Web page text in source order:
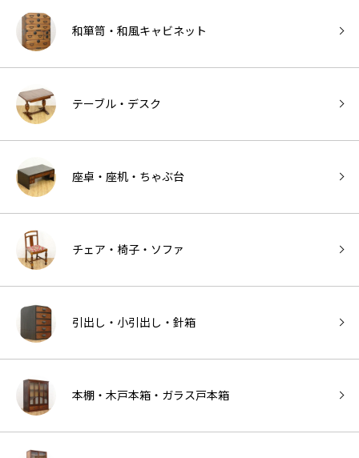
和箪笥・和風キャビネット
テーブル・デスク
座卓・座机・ちゃぶ台
チェア・椅子・ソファ
引出し・小引出し・針箱
本棚・木戸本箱・ガラス戸本箱